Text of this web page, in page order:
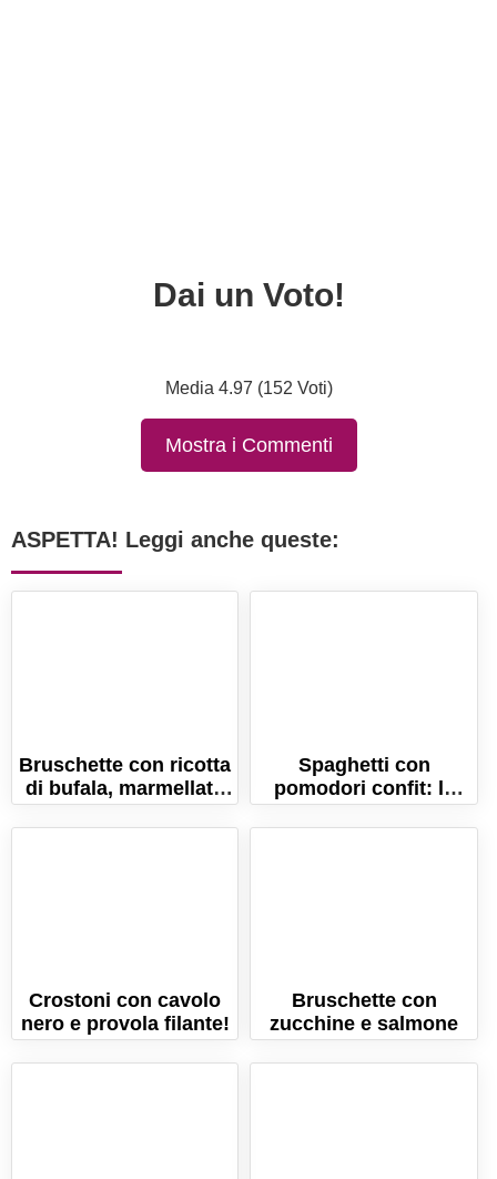
Dai un Voto!
Media 4.97 (152 Voti)
Mostra i Commenti
ASPETTA! Leggi anche queste:
Bruschette con ricotta
di bufala, marmellata
di peperoncini e fichi
Spaghetti con
pomodori confit: la
ricetta profumatissima
che piace a tutti!
Crostoni con cavolo
nero e provola filante!
Bruschette con
zucchine e salmone